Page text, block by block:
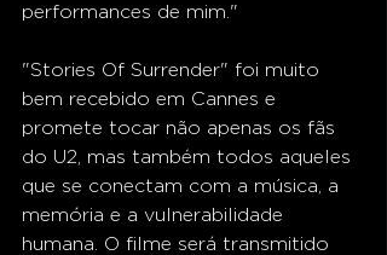
performances de mim."
"Stories Of Surrender" foi muito
bem recebido em Cannes e
promete tocar não apenas os fãs
do U2, mas também todos aqueles
que se conectam com a música, a
memória e a vulnerabilidade
humana. O filme será transmitido